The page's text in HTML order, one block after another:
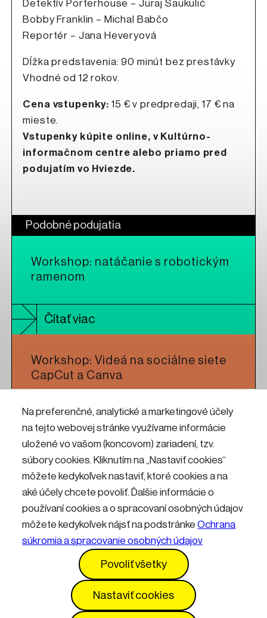
Na preferenčné, analytické a marketingové účely
na tejto webovej stránke využívame informácie
uložené vo vašom (koncovom) zariadení, tzv.
súbory cookies. Kliknutím na „Nastaviť cookies“
môžete kedykoľvek nastaviť, ktoré cookies a na
aké účely chcete povoliť. Ďalšie informácie o
používaní cookies a o spracovaní osobných údajov
môžete kedykoľvek nájsť na podstránkeOchrana
súkromia a spracovanie osobných údajov
Povoliť všetky
Nastaviť cookies
Detektív Porterhouse – Juraj Saukulič
Bobby Franklin – Michal Babčo
Reportér – Jana Heveryová
Dĺžka predstavenia: 90 minút bez prestávky
Vhodné od 12 rokov.
Cena vstupenky: 15 € v predpredaji, 17 € na
mieste.
Vstupenky kúpite online, v Kultúrno-
informačnom centre alebo priamo pred
podujatím vo Hviezde.
Podobné podujatia
Workshop: natáčanie s robotickým
ramenom
Čítať viac
Workshop: Videá na sociálne siete
CapCut a Canva
Čítať viac
Workshop: CNC frézovanie pre
umelcov a dizajnérov
Čítať viac
Kontakty Informácie pre návštevníkov
Prevádzkový poriadok
Vyhlásenie o prístupnosti Služby
Nastavenia cookies